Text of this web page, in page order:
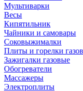
Мультиварки
Весы
Кипятильник
Чайники и самовары
Соковыжималки
Плиты и горелки
Зажигалки газовые
Обогреватели
Массажеры
Электроплиты